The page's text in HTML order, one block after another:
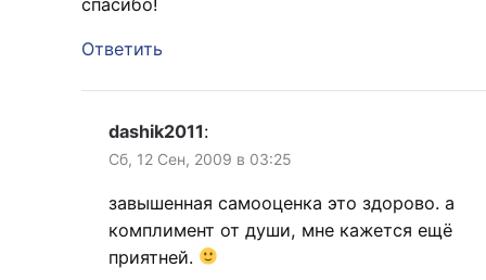
Ответить
dashik2011:
Сб, 12 Сен, 2009 в 03:25
завышенная самооценка это здорово. а
комплимент от души, мне кажется ещё
приятней.